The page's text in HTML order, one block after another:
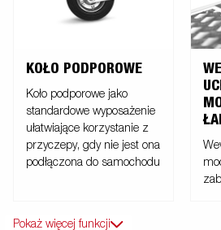
KOŁO PODPOROWE
Koło podporowe jako
standardowe wyposażenie
ułatwiające korzystanie z
przyczepy, gdy nie jest ona
podłączona do samochodu
Pokaż więcej funkcji